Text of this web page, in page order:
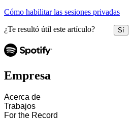
Cómo habilitar las sesiones privadas
¿Te resultó útil este artículo? Sí
Empresa
Acerca de
Trabajos
For the Record